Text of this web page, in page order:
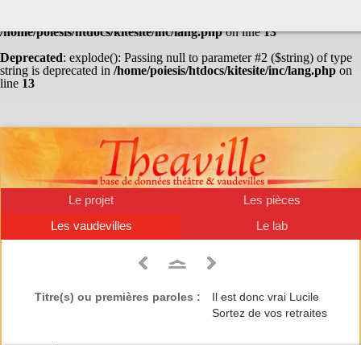
/home/poiesis/htdocs/kitesite/inc/lang.phpon line13
Deprecated: explode(): Passing null to parameter #2 ($string) of type
string is deprecated in /home/poiesis/htdocs/kitesite/inc/lang.php on
line 13
Le projet
Les pièces
Les vaudevilles
Le lab
Titre(s) ou premières paroles :
Il est donc vrai Lucile
Sortez de vos retraites